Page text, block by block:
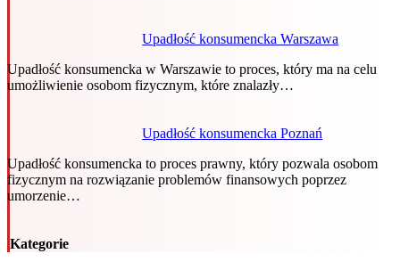
Upadłość konsumencka Warszawa
Upadłość konsumencka w Warszawie to proces, który ma na celu
umożliwienie osobom fizycznym, które znalazły…
Upadłość konsumencka Poznań
Upadłość konsumencka to proces prawny, który pozwala osobom
fizycznym na rozwiązanie problemów finansowych poprzez
umorzenie…
Kategorie